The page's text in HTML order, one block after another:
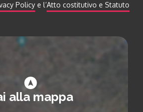
Policy e l’Atto costitutivo e Statuto
alla mappa